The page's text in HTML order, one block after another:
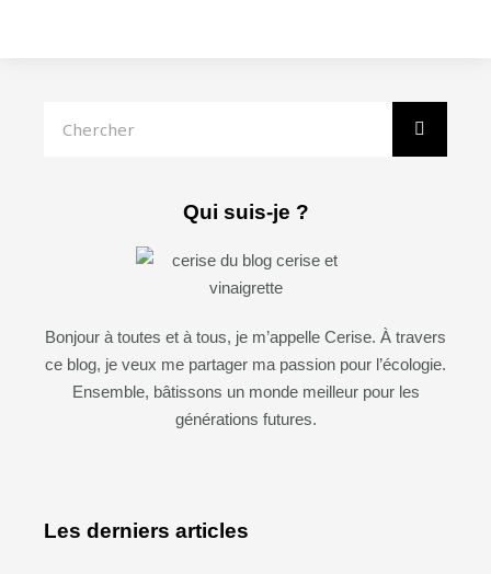
Qui suis-je ?
Bonjour à toutes et à tous, je m’appelle Cerise. À travers
ce blog, je veux me partager ma passion pour l’écologie.
Ensemble, bâtissons un monde meilleur pour les
générations futures.
Les derniers articles